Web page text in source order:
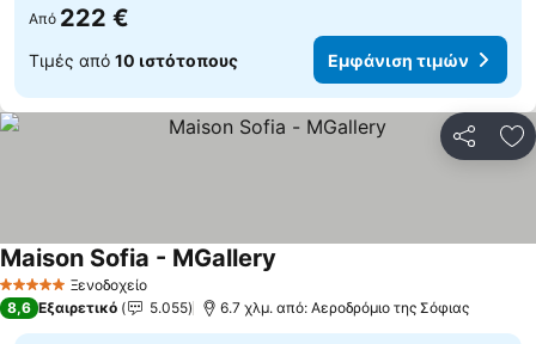
Από 222 €
Τιμές από 10 ιστότοπους Εμφάνιση τιμών
5 Αστέρια Ξενοδοχείο
Maison Sofia - MGallery
8,6 Εξαιρετικό 5.055 6.7 χλμ. από: Αεροδρόμιο της Σόφιας